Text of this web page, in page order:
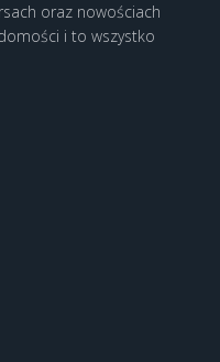
oraz nowościach
i to wszystko